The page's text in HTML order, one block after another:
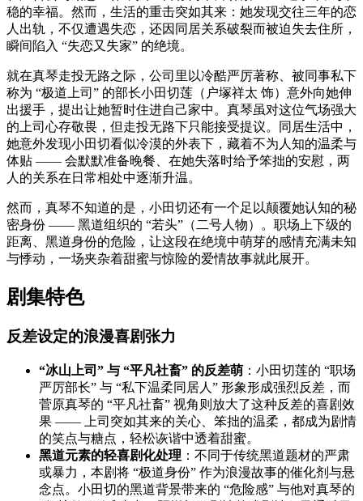
稳的幸福。然而，生活的重击突如其来：她发现交往三年的恋
人出轨，不仅遭遇失恋，还因同居关系破裂而被迫失去住所，
瞬间陷入 “失恋又失家” 的绝境。
就在真琴走投无路之际，公司里以冷酷严厉著称、被同事私下
称为 “极道上司” 的部长小田切莲（户塚祥太 饰）意外向她伸
出援手，提出让她暂时住进自己家中。真琴虽对这位气场强大
的上司心存敬畏，但走投无路下只能接受提议。同居生活中，
她意外发现小田切看似冷漠的外表下，藏着不为人知的温柔与
体贴 —— 会默默准备晚餐、在她失落时给予笨拙的安慰，两
人的关系在日常相处中逐渐升温。
然而，真琴不知道的是，小田切还有一个足以颠覆她认知的秘
密身份 —— 黑道组织的 “若头”（二号人物）。职场上下级的
距离、黑道身份的危险，让这段在绝境中萌芽的感情充满未知
与悸动，一场夹杂着甜蜜与惊险的爱情故事就此展开。
剧集特色
反差设定的浪漫喜剧张力
“冰山上司” 与 “平凡社畜” 的反差萌 ：小田切莲的 “职场
严厉部长” 与 “私下温柔同居人” 形象形成强烈反差，而
菅原真琴的 “平凡社畜” 视角则放大了这种反差的喜剧效
果 —— 上司突如其来的关心、笨拙的温柔，都成为剧情
的笑点与糖点，轻松诙谐中透着甜蜜。
黑道元素的轻喜剧化处理 ：不同于传统黑道题材的严肃
或暴力，本剧将 “极道身份” 作为浪漫故事的催化剂与悬
念点。小田切的黑道背景带来的 “危险感” 与他对真琴的